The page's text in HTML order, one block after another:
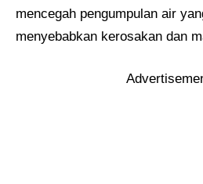
mencegah pengumpulan air
menyebabkan kerosakan dan